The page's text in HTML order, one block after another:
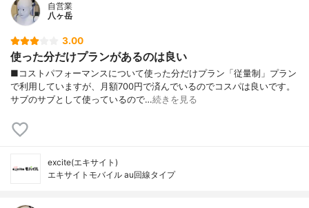
自営業
八ヶ岳
3.00
使った分だけプランがあるのは良い
■コストパフォーマンスについて使った分だけプラン「従量制」プラン
で利用していますが、月額700円で済んでいるのでコスパは良いです。
サブのサブとして使っているので…続きを見る
excite(エキサイト)
エキサイトモバイル au回線タイプ